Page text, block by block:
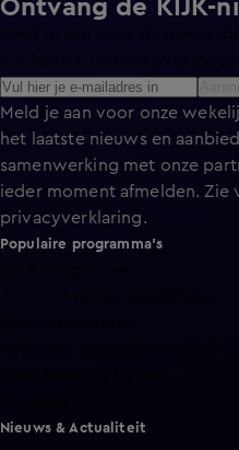
Ontvang de KIJK-
Meld je aan voor onze
het laatste nieuws en
samenwerking met onze
ieder moment afmelden. Zie
privacyverklaring.
Populaire programma's
Nieuws & Actualiteit